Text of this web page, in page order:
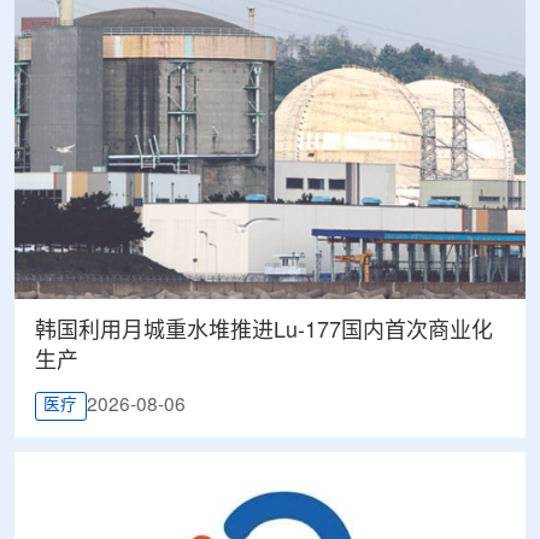
韩国利用月城重水堆推进Lu-177国内首次商业化
生产
医疗 2026-08-06